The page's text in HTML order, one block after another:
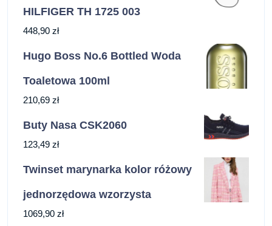
HILFIGER TH 1725 003
448,90 zł
Hugo Boss No.6 Bottled Woda
Toaletowa 100ml
210,69 zł
Buty Nasa CSK2060
123,49 zł
Twinset marynarka kolor różowy
jednorzędowa wzorzysta
1069,90 zł